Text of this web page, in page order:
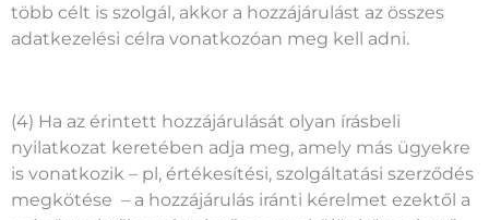
több célt is szolgál, akkor a hozzájárulást az összes
adatkezelési célra vonatkozóan meg kell adni.
(4) Ha az érintett hozzájárulását olyan írásbeli
nyilatkozat keretében adja meg, amely más ügyekre
is vonatkozik – pl, értékesítési, szolgáltatási szerződés
megkötése – a hozzájárulás iránti kérelmet ezektől a